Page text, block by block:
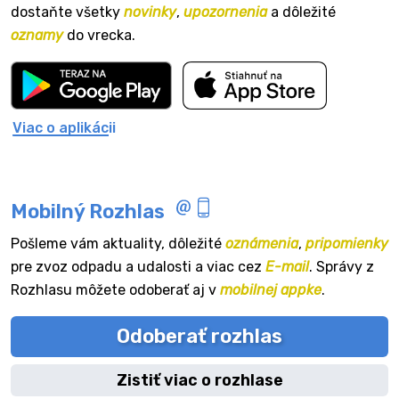
dostaňte všetky novinky, upozorneniaa dôležité
oznamydo vrecka.
Viac o aplikácii
Mobilný Rozhlas
Pošleme vám aktuality, dôležité oznámenia, pripomienky
pre zvoz odpadu a udalosti a viac cez E-mail. Správy z
Rozhlasu môžete odoberať aj v mobilnej appke.
Odoberať rozhlas
Zistiť viac o rozhlase